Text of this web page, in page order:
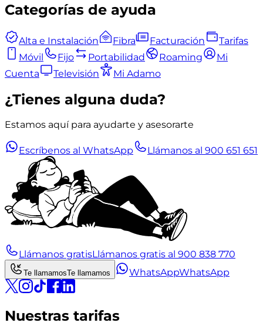
Categorías de ayuda
Alta e Instalación Fibra Facturación
Tarifas
Móvil
Fijo Portabilidad Roaming
Mi
Cuenta
Televisión Mi Adamo
¿Tienes alguna duda?
Estamos aquí para ayudarte y asesorarte
Escríbenos al WhatsApp Llámanos al 900 651 651
Llámanos gratisLlámanos gratis al 900 838 770
Te llamamosTe llamamos WhatsAppWhatsApp
Nuestras tarifas